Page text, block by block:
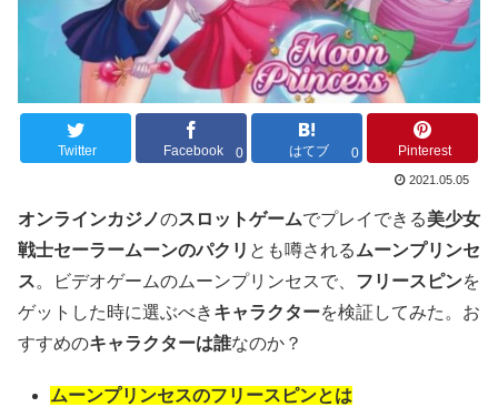
Twitter Facebook 0 はてブ 0 Pinterest
2021.05.05
オンラインカジノのスロットゲームでプレイできる美少女
戦士セーラームーンのパクリ とも噂されるムーンプリンセ
ス。ビデオゲームのムーンプリンセスで、 フリースピンを
ゲットした時に選ぶべき キャラクターを検証してみた。お
すすめのキャラクターは誰なのか？
ムーンプリンセスのフリースピンとは